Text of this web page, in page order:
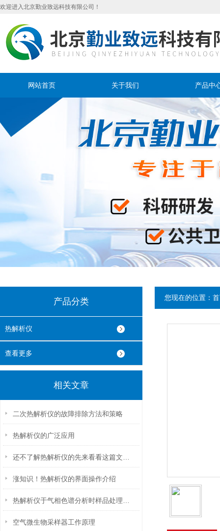
欢迎进入北京勤业致远科技有限公司！
网站首页 关于我们 产品中
产品分类
热解析仪
查看更多
相关文章
二次热解析仪的故障排除方法和策略
热解析仪的广泛应用
涨知识！热解析仪的界面操作介绍
空气微生物采样器工作原理
您现在的位置：